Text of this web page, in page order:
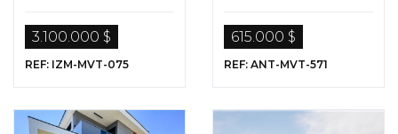
Lüks Villa
3.100.000 $
REF: IZM-MVT-075
615.000 $
REF: ANT-MVT-571